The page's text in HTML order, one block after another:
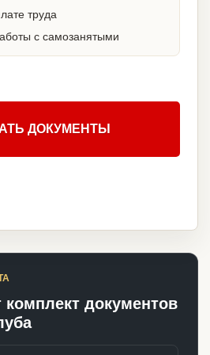
труда
с самозанятыми
ДОКУМЕНТЫ
комплект документов